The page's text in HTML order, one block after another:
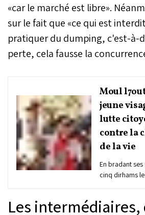
«car le marché est libre».
sur le fait que «ce qui est
pratiquer du dumping, c'est-à-
perte, cela fausse la
Moul
jeune
lutte
contre la
de la vie
En bradant ses
cinq dirhams
denrée très
Les intermédiaires,